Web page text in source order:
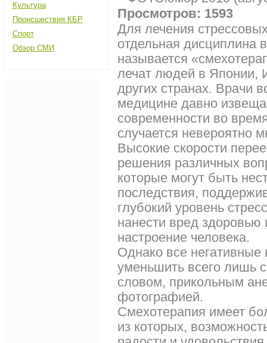
Культура
Происшествия КБР
Спорт
Обзор СМИ
Просмотров: 1593
Для лечения
отдельная дисциплина
называется
лечат людей в Японии,
других странах. Врачи
медицине давно
современности во
случается невероятно
Высокие скорости
решения различных
которые могут быть
последствия,
глубокий уровень
нанести вред здоровью
настроение человека.
Однако все негативные
уменьшить всего лишь
словом, прикольным
фотографией.
Смехотерапия имеет
из которых,